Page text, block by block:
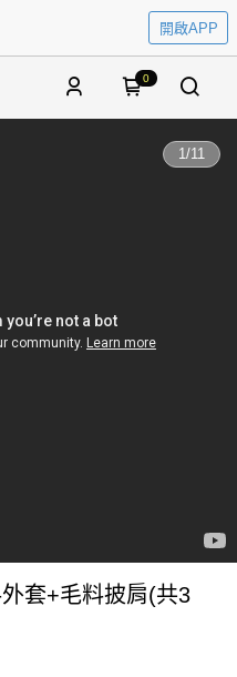
開啟APP
0
1/11
套+毛料披肩(共3